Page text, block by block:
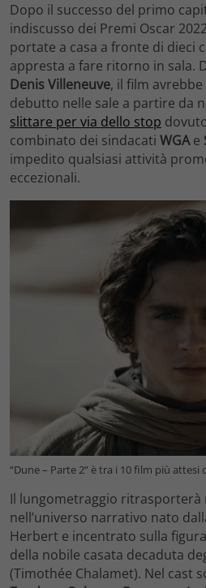
Dopo il successo del primo
indiscusso dei Premi Oscar
portate a casa a fronte di dieci
appresta a fare ritorno in sala.
Denis Villeneuve, il film
debutto nelle sale a partire da
slittare per via dello stop
combinato dei sindacati WGAe
impedito qualsiasi attività
eccezionali.
“Dune – Parte 2” è tra i 10 film più attesi
Il lungometraggio ritrasporterà
nell’universo narrativo nato
Herbert e incentrato sulla
della nobile casata decaduta
(Timothée Chalamet). Nel cast